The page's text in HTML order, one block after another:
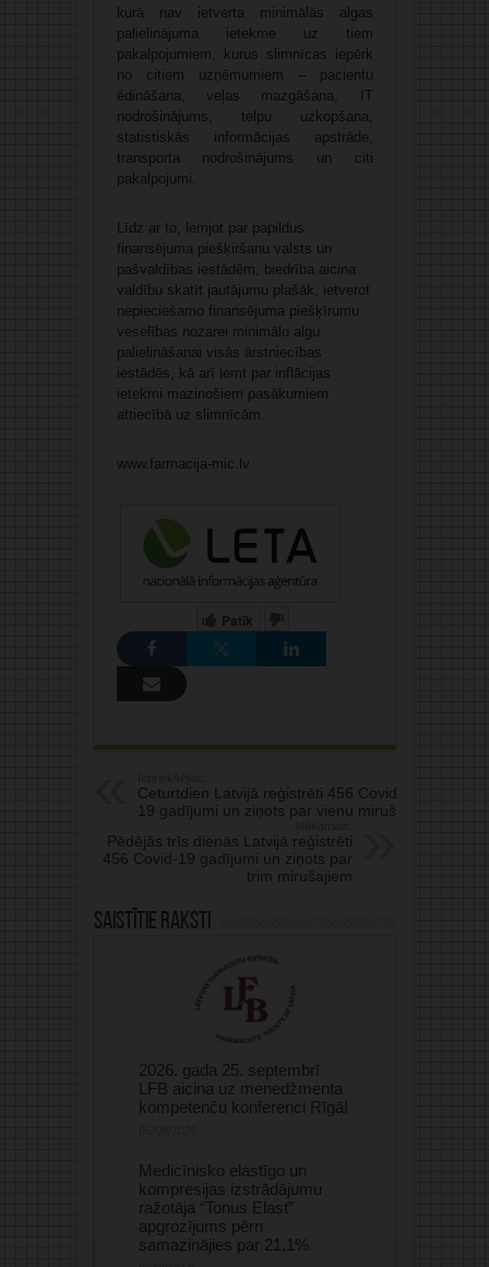
kurā nav ietverta minimālās algas
palielinājuma ietekme uz tiem
pakalpojumiem, kurus slimnīcas iepērk
no citiem uzņēmumiem – pacientu
ēdināšana, veļas mazgāšana, IT
nodrošinājums, telpu uzkopšana,
statistiskās informācijas apstrāde,
transporta nodrošinājums un citi
pakalpojumi.
Līdz ar to, lemjot par papildus
finansējuma piešķiršanu valsts un
pašvaldības iestādēm, biedrība aicina
valdību skatīt jautājumu plašāk, ietverot
nepieciešamo finansējuma piešķīrumu
veselības nozarei minimālo algu
palielināšanai visās ārstniecības
iestādēs, kā arī lemt par inflācijas
ietekmi mazinošiem pasākumiem
attiecībā uz slimnīcām.
www.farmacija-mic.lv
Patīk
Ceturtdien Latvijā reģistrēti 456 Covid-
19 gadījumi un ziņots par vienu mirušo
Pēdējās trīs dienās Latvijā reģistrēti
456 Covid-19 gadījumi un ziņots par
trim mirušajiem
Saistītie raksti
2026. gada 25. septembrī
LFB aicina uz menedžmenta
kompetenču konferenci Rīgā!
Medicīnisko elastīgo un
kompresijas izstrādājumu
ražotāja “Tonus Elast”
apgrozījums pērn
samazinājies par 21,1%